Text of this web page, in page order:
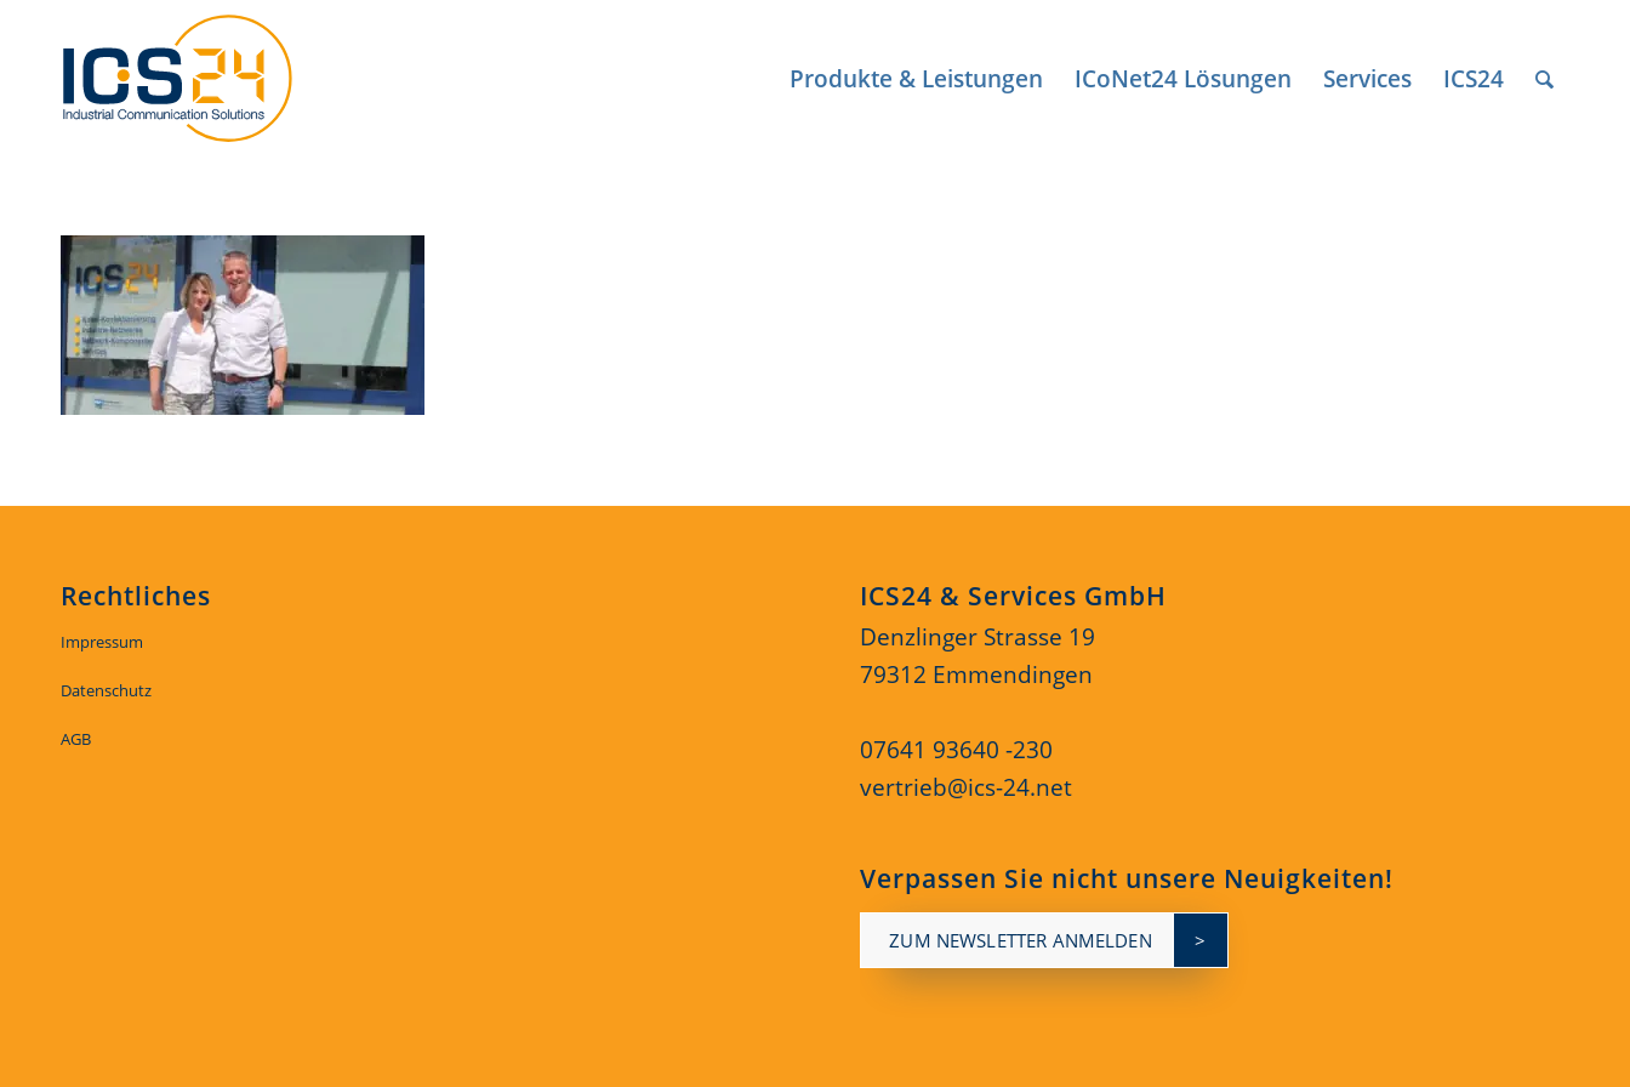
Produkte & Leistungen ICoNet24 Lösungen Services ICS24
Rechtliches
Impressum
Datenschutz
AGB
ICS24 & Services GmbH
Denzlinger Strasse 19
79312 Emmendingen
07641 93640 -230
vertrieb@ics-24.net
Verpassen Sie nicht unsere Neuigkeiten!
ZUM NEWSLETTER ANMELDEN